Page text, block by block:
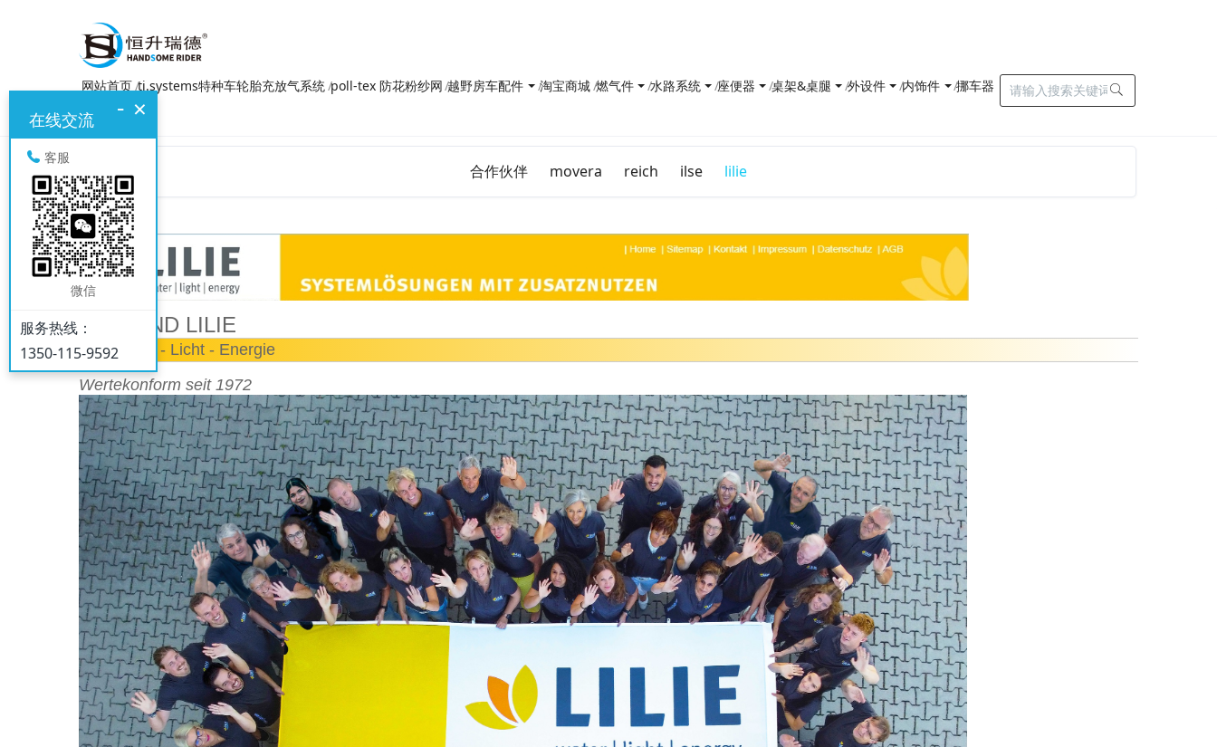
网站首页 ti.systems特种车轮胎充放气系统 poll-tex 防花粉纱网 越野房车配件 淘宝商城 燃气件 水路系统 座便器 桌架&桌腿 外设件 内饰件 挪车器
合作伙伴 movera reich ilse lilie
WIR SIND LILIE
Wasser - Licht - Energie
Wertekonform seit 1972
×
-
在线交流
客服
微信
服务热线：
1350-115-9592